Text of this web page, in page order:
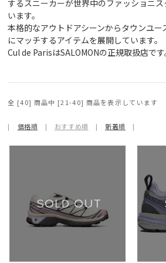
するスニーカーが世界中のファッショニ
います。
本格的なアウトドアシーンからタウンユ
にマッチするアイテムを展開しています。
Cul de ParisはSALOMONの正規取扱店です
全 [40] 商品中 [21-40] 商品を表示しています
| 価格順 | おすすめ順 | 新着順 |